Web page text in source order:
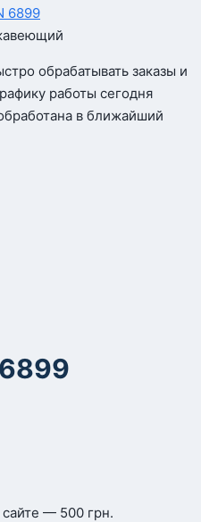
6899
обрабатывать заказы и
работы сегодня
в ближайший
— 500 грн.